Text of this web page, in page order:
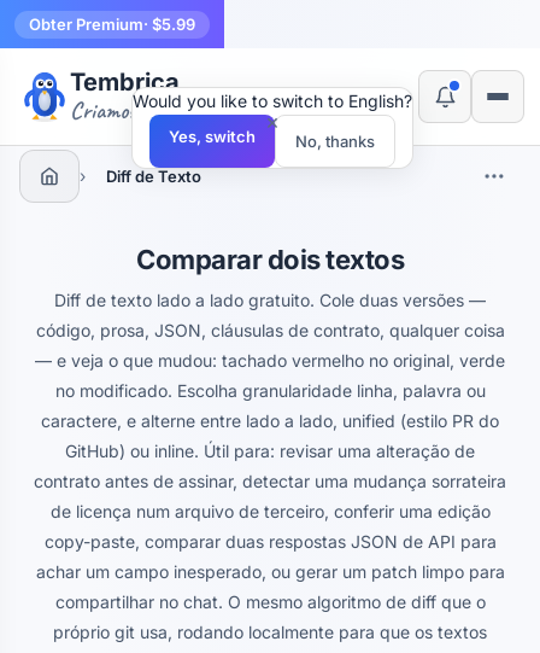
Obter Premium· $5.99
Tembrica
Criamos ferramentas
› Diff de Texto
Comparar dois textos
Diff de texto lado a lado gratuito. Cole duas versões —
código, prosa, JSON, cláusulas de contrato, qualquer coisa
— e veja o que mudou: tachado vermelho no original, verde
no modificado. Escolha granularidade linha, palavra ou
caractere, e alterne entre lado a lado, unified (estilo PR do
GitHub) ou inline. Útil para: revisar uma alteração de
contrato antes de assinar, detectar uma mudança sorrateira
de licença num arquivo de terceiro, conferir uma edição
copy-paste, comparar duas respostas JSON de API para
achar um campo inesperado, ou gerar um patch limpo para
compartilhar no chat. O mesmo algoritmo de diff que o
próprio git usa, rodando localmente para que os textos
×
Would you like to switch to English?
Yes, switch No, thanks